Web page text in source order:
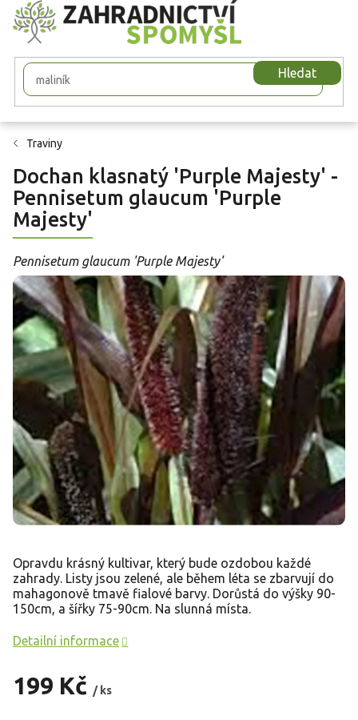
Přejít
na
obsah
Hledat
Traviny
Dochan klasnatý 'Purple Majesty' -
Pennisetum glaucum 'Purple
Majesty'
Pennisetum glaucum 'Purple Majesty'
199 Kč / ks
Opravdu krásný kultivar, který bude ozdobou každé
zahrady. Listy jsou zelené, ale během léta se zbarvují do
mahagonově tmavě fialové barvy. Dorůstá do výšky 90-
150cm, a šířky 75-90cm. Na slunná místa.
Detailní informace